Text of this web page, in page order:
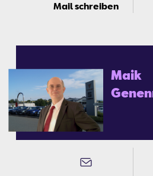
Mail schreiben
Maik